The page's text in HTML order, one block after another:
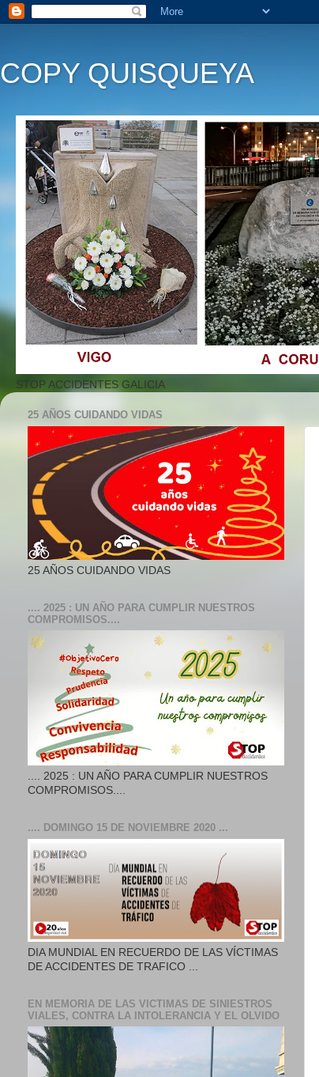
COPY QUISQUEYA
STOP ACCIDENTES GALICIA
25 AÑOS CUIDANDO VIDAS
25 AÑOS CUIDANDO VIDAS
.... 2025 : UN AÑO PARA CUMPLIR NUESTROS
COMPROMISOS....
.... 2025 : UN AÑO PARA CUMPLIR NUESTROS
COMPROMISOS....
.... DOMINGO 15 DE NOVIEMBRE 2020 ...
DIA MUNDIAL EN RECUERDO DE LAS VÍCTIMAS
DE ACCIDENTES DE TRAFICO ...
EN MEMORIA DE LAS VICTIMAS DE SINIESTROS
VIALES, CONTRA LA INTOLERANCIA Y EL OLVIDO